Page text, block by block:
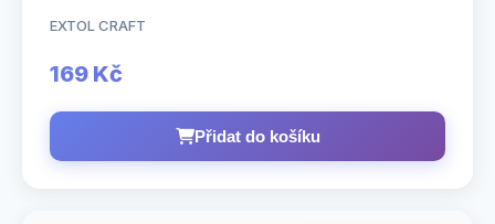
EXTOL CRAFT
169 Kč
Přidat do košíku